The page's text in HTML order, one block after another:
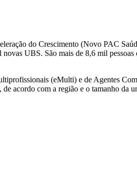
do Crescimento (Novo PAC
UBS. São mais de 8,6 mil
(eMulti) e de Agentes
acordo com a região e o tamanho da